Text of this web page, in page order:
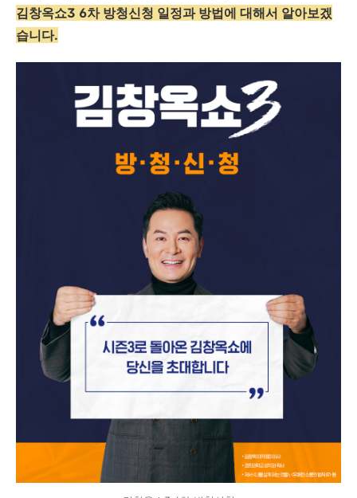
김창옥쇼3 6차 방청신청 일정과 방법에 대해서 알아보겠
습니다.